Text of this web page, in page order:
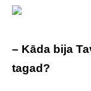
– Kāda bija
tagad?